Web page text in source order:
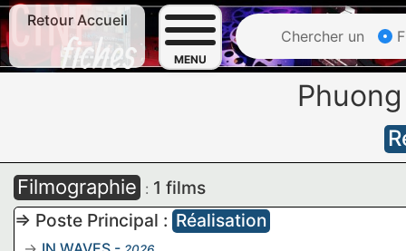
Retour Accueil
MENU
Chercher un
Filmographie : 1 films
=> Poste Principal : Réalisation